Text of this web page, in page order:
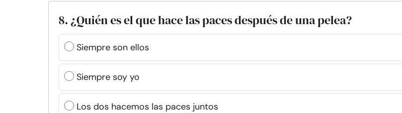
8. ¿Quién es el que hace las paces después de una pelea?
Siempre son ellos
Siempre soy yo
Los dos hacemos las paces juntos